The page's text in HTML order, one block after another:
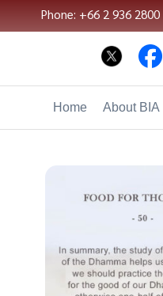
Phone: +66 2 936 2800
Home About BIA